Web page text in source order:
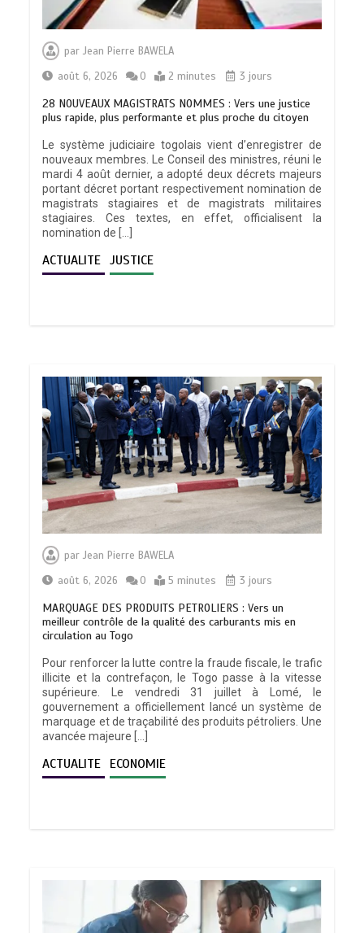
parJean Pierre BAWELA
août 6, 2026
0 2 minutes 3 jours
28 NOUVEAUX MAGISTRATS NOMMES : Vers une justice
plus rapide, plus performante et plus proche du citoyen
Le système judiciaire togolais vient d’enregistrer de
nouveaux membres. Le Conseil des ministres, réuni le
mardi 4 août dernier, a adopté deux décrets majeurs
portant décret portant respectivement nomination de
magistrats stagiaires et de magistrats militaires
stagiaires. Ces textes, en effet, officialisent la
nomination de […]
ACTUALITE JUSTICE
parJean Pierre BAWELA
août 6, 2026
0 5 minutes 3 jours
MARQUAGE DES PRODUITS PETROLIERS : Vers un
meilleur contrôle de la qualité des carburants mis en
circulation au Togo
Pour renforcer la lutte contre la fraude fiscale, le trafic
illicite et la contrefaçon, le Togo passe à la vitesse
supérieure. Le vendredi 31 juillet à Lomé, le
gouvernement a officiellement lancé un système de
marquage et de traçabilité des produits pétroliers. Une
avancée majeure […]
ACTUALITE ECONOMIE